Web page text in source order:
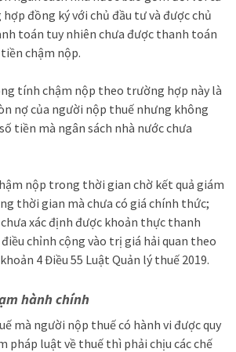
đồng ký với chủ đầu tư và được chủ
toán tuy nhiên chưa được thanh toán
chậm nộp.
tính chậm nộp theo trường hợp này là
nợ của người nộp thuế nhưng không
tiền mà ngân sách nhà nước chưa
nộp trong thời gian chờ kết quả giám
thời gian mà chưa có giá chính thức;
xác định được khoản thực thanh
chỉnh cộng vào trị giá hải quan theo
4 Điều 55 Luật Quản lý thuế 2019.
hành chính
mà người nộp thuế có hành vi được quy
pháp luật về thuế thì phải chịu các chế